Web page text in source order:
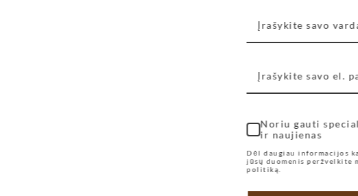
Noriu gauti
ir naujienas
Dėl daugiau informacijos
jūsų duomenis peržvelkite
politiką.